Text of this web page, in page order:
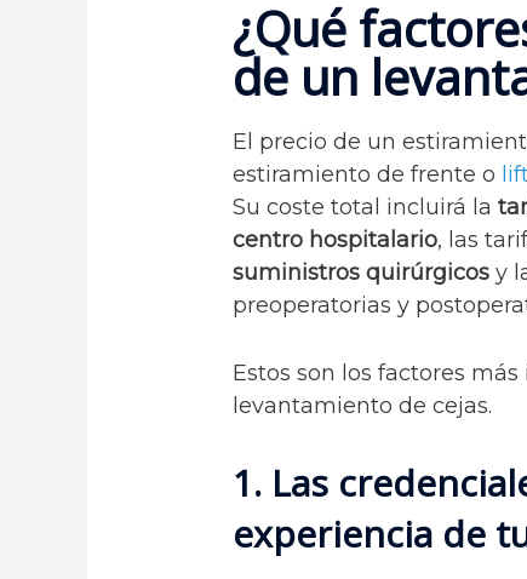
¿Qué
de un
El precio de un
estiramiento de frente o
Su coste total incluirá la
centro hospitalario, las
suministros quirúrgicos y
preoperatorias y
Estos son los factores
levantamiento de cejas.
1. Las
experiencia de